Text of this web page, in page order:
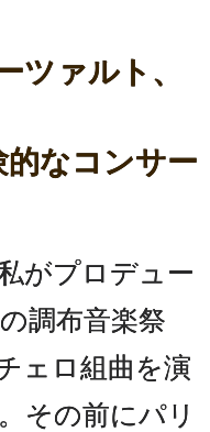
ツァルト、
的なコンサー
がプロデュー
調布音楽祭
ェロ組曲を演
その前にパリ